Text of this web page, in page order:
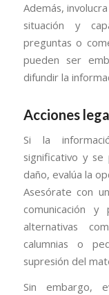
Además,
situación y
preguntas o
pueden ser
difundir la
Acciones
Si la
significativo y
daño, evalúa la
Asesórate con
comunicación y
alternativas
calumnias o
supresión del
Sin embargo,